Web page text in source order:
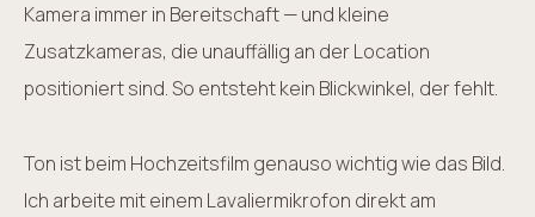
Kamera immer in Bereitschaft — und kleine
Zusatzkameras, die unauffällig an der Location
positioniert sind. So entsteht kein Blickwinkel, der fehlt.
Ton ist beim Hochzeitsfilm genauso wichtig wie das Bild.
Ich arbeite mit einem Lavaliermikrofon direkt am